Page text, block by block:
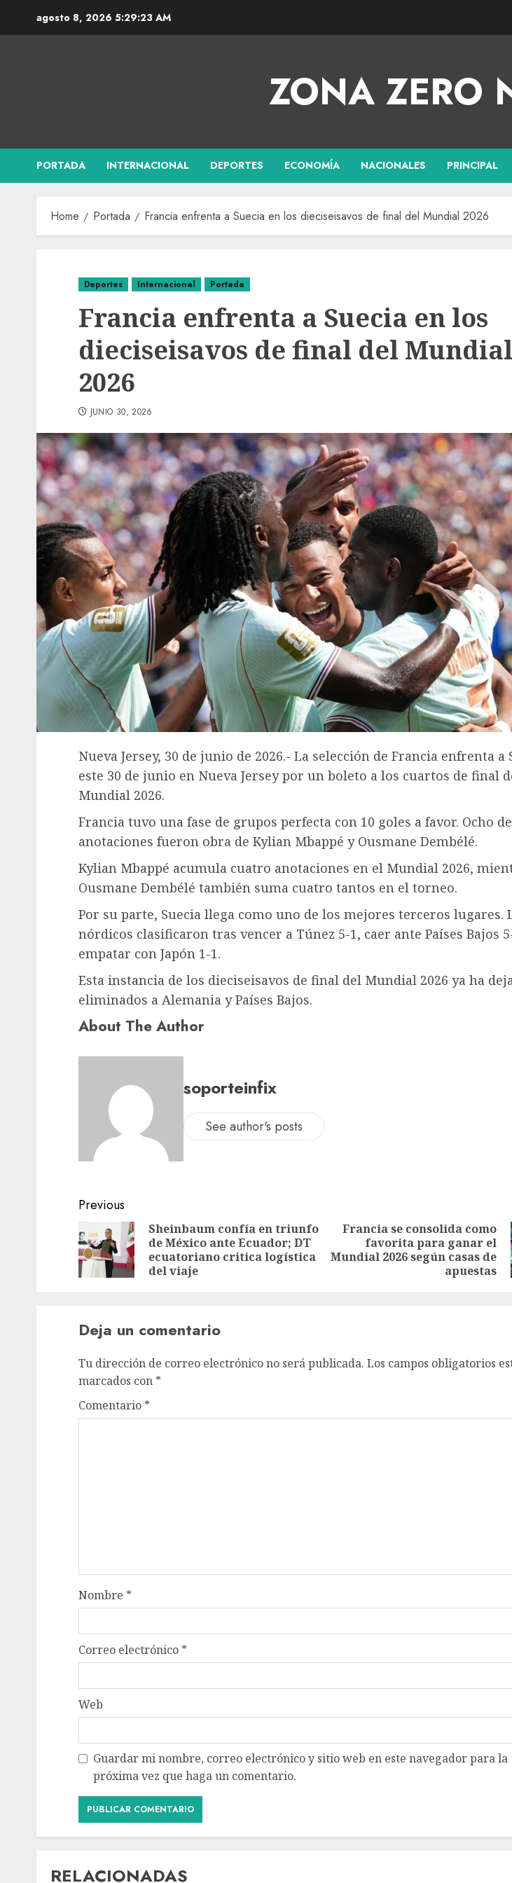
agosto 8, 2026 5:29:24 AM
ZONA ZERO
PORTADA INTERNACIONAL DEPORTES ECONOMÍA NACIONALES PRINCIPAL
Home Portada Francia enfrenta a Suecia en los dieciseisavos de final del Mundial 2026
Deportes Internacional Portada
Francia enfrenta a Suecia en los
dieciseisavos de final del Mundial
2026
JUNIO 30, 2026
Nueva Jersey, 30 de junio de 2026.- La selección de Francia enfrenta a
este 30 de junio en Nueva Jersey por un boleto a los cuartos de final
Mundial 2026.
Francia tuvo una fase de grupos perfecta con 10 goles a favor. Ocho
anotaciones fueron obra de Kylian Mbappé y Ousmane Dembélé.
Kylian Mbappé acumula cuatro anotaciones en el Mundial 2026,
Ousmane Dembélé también suma cuatro tantos en el torneo.
Por su parte, Suecia llega como uno de los mejores terceros lugares.
nórdicos clasificaron tras vencer a Túnez 5-1, caer ante Países Bajos
empatar con Japón 1-1.
Esta instancia de los dieciseisavos de final del Mundial 2026 ya ha
eliminados a Alemania y Países Bajos.
About The Author
soporteinfix
See author's posts
Previous
Sheinbaum confía en triunfo
de México ante Ecuador; DT
ecuatoriano critica logística
del viaje
Francia se consolida como
favorita para ganar el
Mundial 2026 según casas de
apuestas
Deja un comentario
Tu dirección de correo electrónico no será publicada. Los campos obligatorios
marcados con *
Comentario *
Nombre *
Correo electrónico *
Web
Guardar mi nombre, correo electrónico y sitio web en este navegador para la
próxima vez que haga un comentario.
RELACIONADAS